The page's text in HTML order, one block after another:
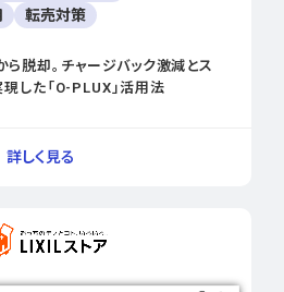
転売対策
脱却。チャージバック激減とス
した「O-PLUX」活用法